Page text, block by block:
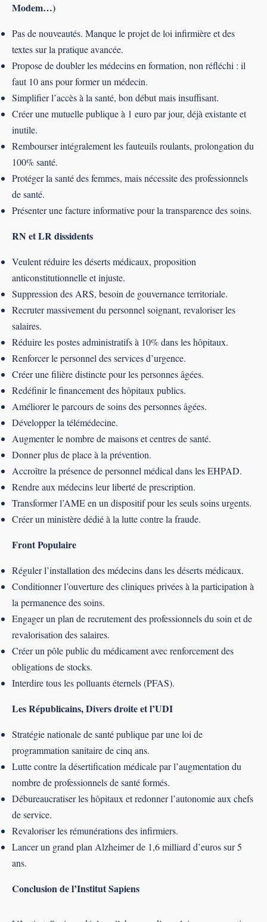
Modem…)
Pas de nouveautés. Manque le projet de loi infirmière et des
textes sur la pratique avancée.
Propose de doubler les médecins en formation, non réfléchi : il
faut 10 ans pour former un médecin.
Simplifier l’accès à la santé, bon début mais insuffisant.
Créer une mutuelle publique à 1 euro par jour, déjà existante et
inutile.
Rembourser intégralement les fauteuils roulants, prolongation du
100% santé.
Protéger la santé des femmes, mais nécessite des professionnels
de santé.
Présenter une facture informative pour la transparence des soins.
RN et LR dissidents
Veulent réduire les déserts médicaux, proposition
anticonstitutionnelle et injuste.
Suppression des ARS, besoin de gouvernance territoriale.
Recruter massivement du personnel soignant, revaloriser les
salaires.
Réduire les postes administratifs à 10% dans les hôpitaux.
Renforcer le personnel des services d’urgence.
Créer une filière distincte pour les personnes âgées.
Redéfinir le financement des hôpitaux publics.
Améliorer le parcours de soins des personnes âgées.
Développer la télémédecine.
Augmenter le nombre de maisons et centres de santé.
Donner plus de place à la prévention.
Accroître la présence de personnel médical dans les EHPAD.
Rendre aux médecins leur liberté de prescription.
Transformer l’AME en un dispositif pour les seuls soins urgents.
Créer un ministère dédié à la lutte contre la fraude.
Front Populaire
Réguler l’installation des médecins dans les déserts médicaux.
Conditionner l’ouverture des cliniques privées à la participation à
la permanence des soins.
Engager un plan de recrutement des professionnels du soin et de
revalorisation des salaires.
Créer un pôle public du médicament avec renforcement des
obligations de stocks.
Interdire tous les polluants éternels (PFAS).
Les Républicains, Divers droite et l’UDI
Stratégie nationale de santé publique par une loi de
programmation sanitaire de cinq ans.
Lutte contre la désertification médicale par l’augmentation du
nombre de professionnels de santé formés.
Débureaucratiser les hôpitaux et redonner l’autonomie aux chefs
de service.
Revaloriser les rémunérations des infirmiers.
Lancer un grand plan Alzheimer de 1,6 milliard d’euros sur 5
ans.
Conclusion de l’Institut Sapiens